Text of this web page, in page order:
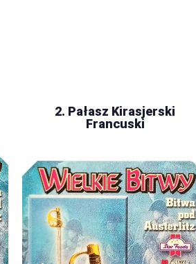
2. Pałasz Kirasjerski
Francuski